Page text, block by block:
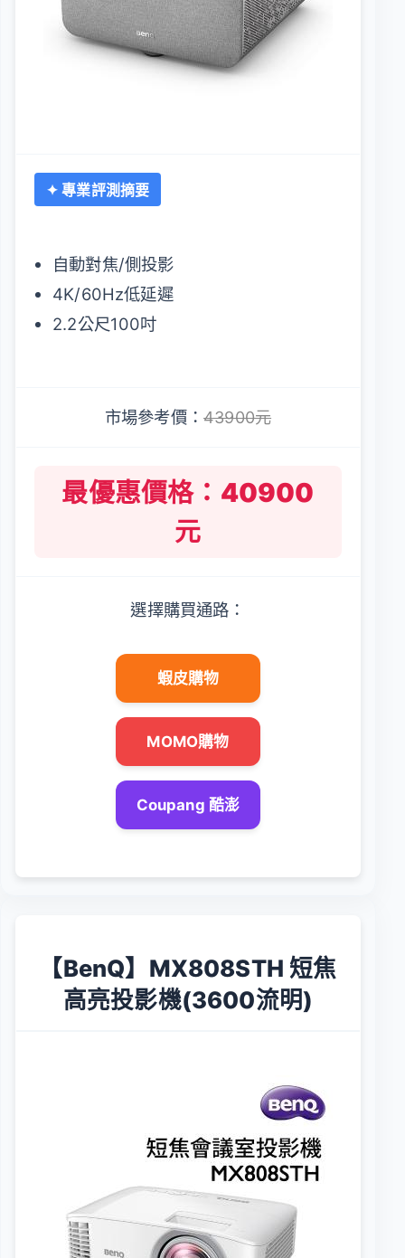
✦ 專業評測摘要
自動對焦/側投影
4K/60Hz低延遲
2.2公尺100吋
市場參考價： 43900元
最優惠價格：40900
元
選擇購買通路：
蝦皮購物
MOMO購物
Coupang 酷澎
【BenQ】MX808STH 短焦
高亮投影機(3600流明)